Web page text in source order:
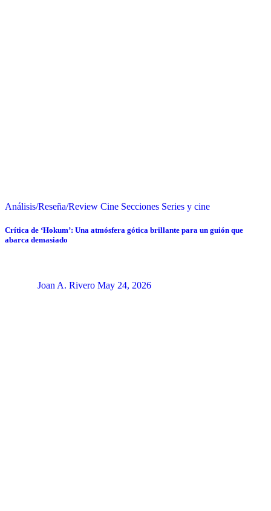
Análisis/Reseña/Review Cine Secciones Series y cine
Crítica de ‘Hokum’: Una atmósfera gótica brillante para un guión que
abarca demasiado
Joan A. Rivero May 24, 2026